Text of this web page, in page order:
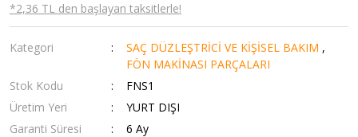
*2,36 TL den başlayan taksitlerle!
Kategori SAÇ DÜZLEŞTRİCİ VE KİŞİSEL BAKIM ,
FÖN MAKİNASI PARÇALARI
Stok Kodu
FNS1
Üretim Yeri
YURT DIŞI
Garanti Süresi
6 Ay